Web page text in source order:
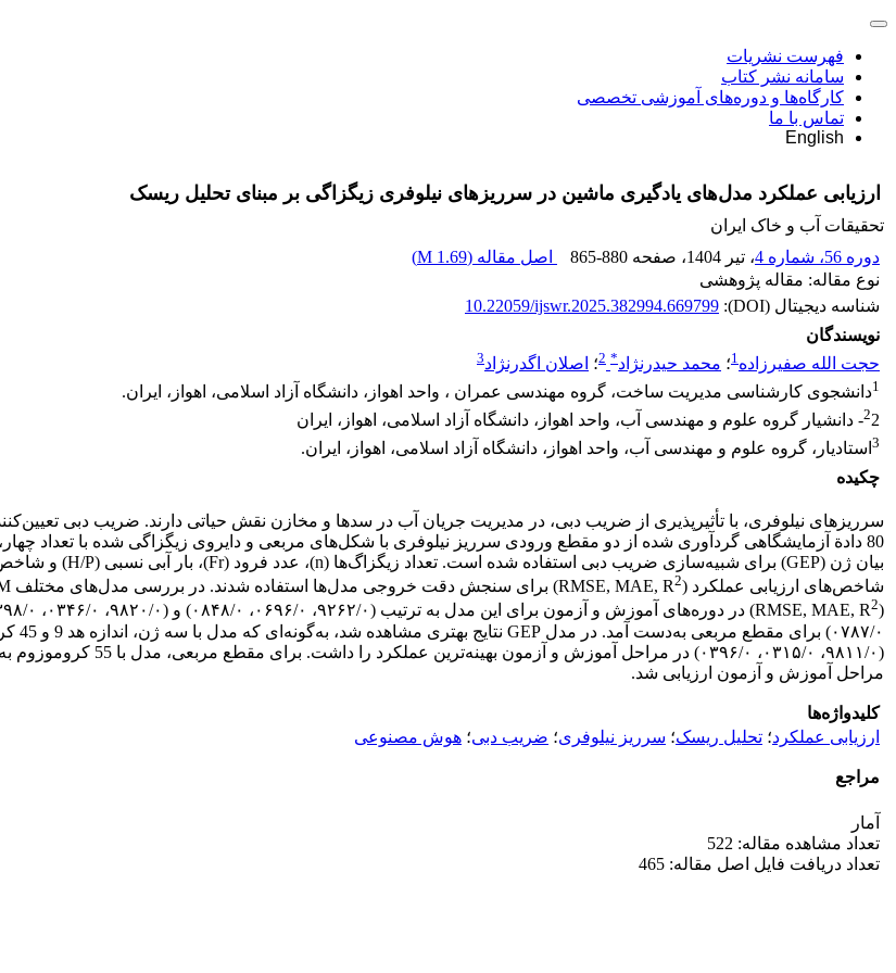
فهرست نشریات
سامانه نشر کتاب
کارگاه‌ها و دوره‌های آموزشی تخصصی
تماس با ما
English
ارزیابی عملکرد مدل‌های یادگیری ماشین در سرریزهای نیلوفری زیگزاگی بر مبنای تحلیل ریسک
تحقیقات آب و خاک ایران
دوره 56، شماره 4
، تیر 1404 ، صفحه 865-880 اصل مقاله (1.69 M
)
نوع مقاله: مقاله پژوهشی
شناسه دیجیتال (DOI):
10.22059/ijswr.2025.382994.669799
نویسندگان
حجت الله صفیرزاده1؛ محمد حیدرنژاد*
2؛ اصلان اگدرنژاد3
1دانشجوی کارشناسی مدیریت ساخت، گروه مهندسی عمران ، واحد اهواز، دانشگاه آزاد اسلامی، اهواز، ایران.
22- دانشیار گروه علوم و مهندسی آب، واحد اهواز، دانشگاه آزاد اسلامی، اهواز، ایران
3 استادیار، گروه علوم و مهندسی آب، واحد اهواز، دانشگاه آزاد اسلامی، اهواز، ایران.
چکیده
سرریزهای نیلوفری، با تأثیرپذیری از ضریب دبی، در مدیریت جریان آب در سدها و مخازن نقش حیاتی دارند. ضریب دبی
شاخص‌های ارزیابی عملکرد (RMSE, MAE, R2
(RMSE, MAE, R
2
مراحل آموزش و آزمون ارزیابی شد.
کلیدواژه‌ها
ارزیابی عملکرد؛ تحلیل ریسک؛ سرریز نیلوفری؛ ضریب دبی؛ هوش مصنوعی
مراجع
آمار
تعداد مشاهده مقاله: 522
تعداد دریافت فایل اصل مقاله: 465